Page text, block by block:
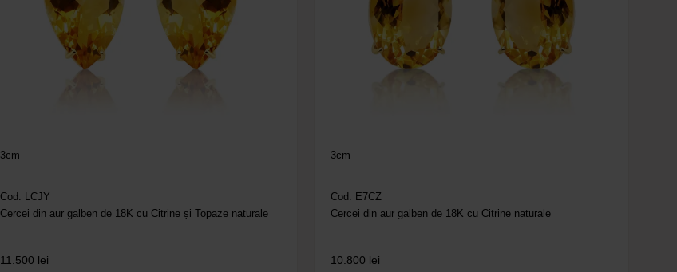
3cm
Cod: LCJY
Cercei din aur galben de 18K cu Citrine și Topaze naturale
11.500 lei
3cm
Cod: E7CZ
Cercei din aur galben de 18K cu Citrine naturale
10.800 lei